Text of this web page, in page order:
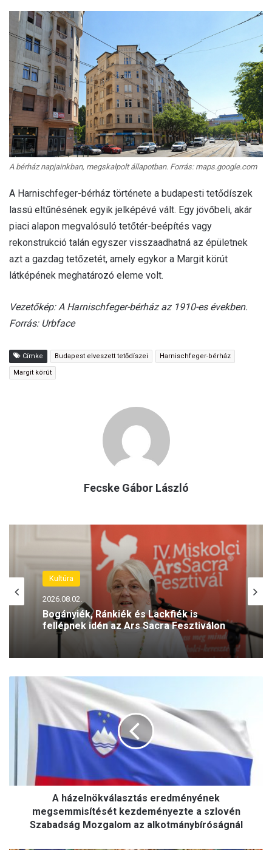
A bérház napjainkban, megskalpolt állapotban. Forrás: maps.google.com
A Harnischfeger-bérház története a budapesti tetődíszek
lassú eltűnésének egyik jelképévé vált. Egy jövőbeli, akár
piaci alapon megvalósuló tetőtér-beépítés vagy
rekonstrukció talán egyszer visszaadhatná az épületnek
azt a gazdag tetőzetét, amely egykor a Margit körút
látképének meghatározó eleme volt.
Vezetőkép: A Harnischfeger-bérház az 1910-es években.
Forrás: Urbface
Címke Budapest elveszett tetődíszei Harnischfeger-bérház
Margit körút
Fecske Gábor László
Kultúra
2026.08.02.
Bogányiék, Ránkiék és Lackfiék is
fellépnek idén az Ars Sacra Fesztiválon
Kultúra
2026.08.01.
született meg a forint
k
A házelnökválasztás eredményének
megsemmisítését kezdeményezte a szlovén
Szabadság Mozgalom az alkotmánybíróságnál